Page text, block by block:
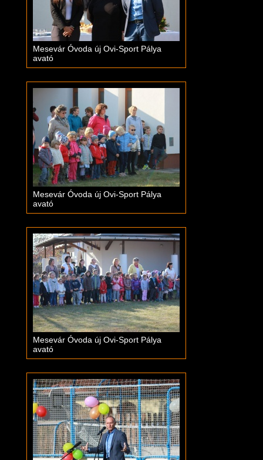
Mesevár Óvoda új Ovi-Sport Pálya
avató
Mesevár Óvoda új Ovi-Sport Pálya
avató
Mesevár Óvoda új Ovi-Sport Pálya
avató